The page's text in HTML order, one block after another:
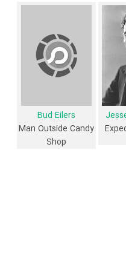
اما می داند که ادی نمی تواند
محاسبات نادرست و سخت
از نظر تاریخچه فعالیت کارگردان و بازیگران فیلم Bad Girl نیز آمارها و نکات
جذابی را می‌توان بیان کرد. براساس آمارها فیلم Bad Girl به طور متوسط
Bud Eilers
Man Outside Candy
Shop